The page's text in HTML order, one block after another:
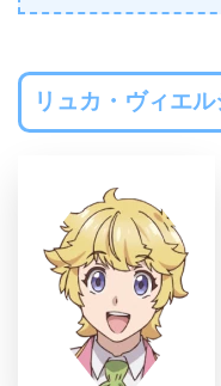
リュカ・ヴィエル